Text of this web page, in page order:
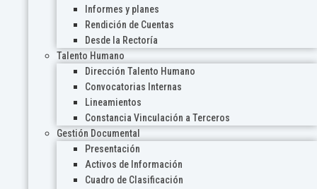
Informes y planes
Rendición de Cuentas
Desde la Rectoría
Talento Humano
Dirección Talento Humano
Convocatorias Internas
Lineamientos
Constancia Vinculación a Terceros
Gestión Documental
Presentación
Activos de Información
Cuadro de Clasificación